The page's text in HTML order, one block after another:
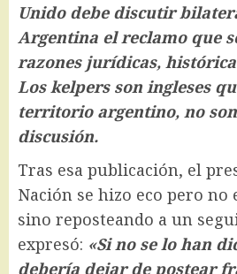
Unido debe discutir
Argentina el reclamo que
razones jurídicas,
Los kelpers son ingleses
territorio argentino, no
discusión.
Tras esa publicación, el
Nación se hizo eco pero
sino reposteando a un
expresó: «Si no se lo han
debería dejar de postear